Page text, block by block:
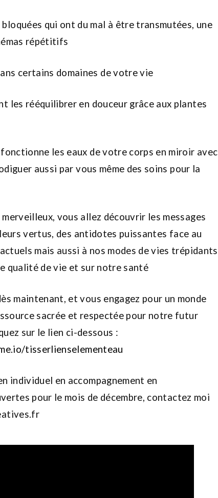
qui ont du mal à être transmutées, une
répétitifs
certains domaines de votre vie
les rééquilibrer en douceur grâce aux plantes
les eaux de votre corps en miroir avec
aussi par vous même des soins pour la
vous allez découvrir les messages
vertus, des antidotes puissantes face au
mais aussi à nos modes de vies trépidants
qualité de vie et sur notre santé
maintenant, et vous engagez pour un monde
sacrée et respectée pour notre futur
sur le lien ci-dessous :
tisserlienselementeau
individuel en accompagnement en
pour le mois de décembre, contactez moi